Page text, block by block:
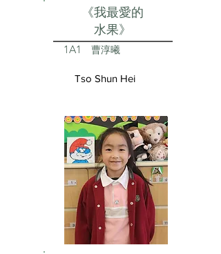
《我最愛的
水果》
1A1 曹淳曦
Tso Shun Hei